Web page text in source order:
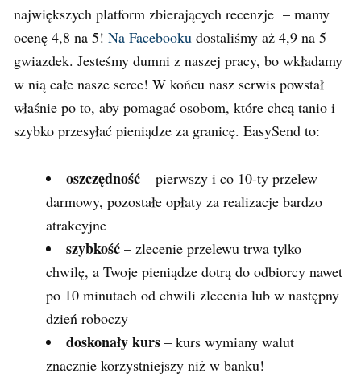
największych platform zbierających recenzje – mamy
ocenę 4,8 na 5! Na Facebooku dostaliśmy aż 4,9 na 5
gwiazdek. Jesteśmy dumni z naszej pracy, bo wkładamy
w nią całe nasze serce! W końcu nasz serwis powstał
właśnie po to, aby pomagać osobom, które chcą tanio i
szybko przesyłać pieniądze za granicę. EasySend to:
oszczędność – pierwszy i co 10-ty przelew
darmowy, pozostałe opłaty za realizacje bardzo
atrakcyjne
szybkość – zlecenie przelewu trwa tylko
chwilę, a Twoje pieniądze dotrą do odbiorcy nawet
po 10 minutach od chwili zlecenia lub w następny
dzień roboczy
doskonały kurs – kurs wymiany walut
znacznie korzystniejszy niż w banku!